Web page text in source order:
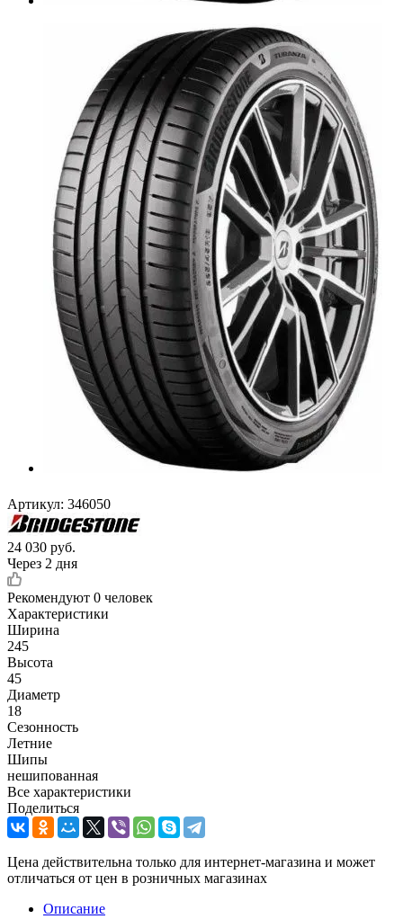
Артикул: 346050
24 030 руб.
Через 2 дня
Рекомендуют 0 человек
Характеристики
Ширина
245
Высота
45
Диаметр
18
Сезонность
Летние
Шипы
нешипованная
Все характеристики
Поделиться
Цена действительна только для интернет-магазина и может
отличаться от цен в розничных магазинах
Описание